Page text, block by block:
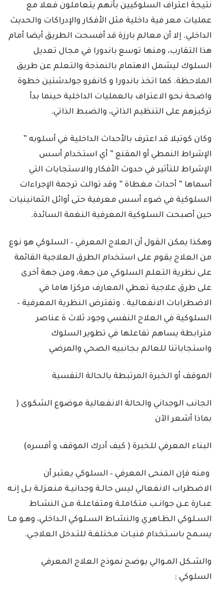
نتيجة اعتراف السلوكيين بأنهم يتعاملون فعلا مع
عمليات معر فية داخلية مثل الأفكار والإدراكات والحديث
الداخلي. إلا أن معالم بارزة قد أفسحت الطريق أيضا أمام
هذا التقارب، ومنها توسع باندورا في مجال تعديل
السلوك ليشمل الاهتمام بالنمذجة والتعلم عن طريق
الملاحظة. كما اتخذ باندورا و كانفرو جولدشتين خطوة
واضحة نحو الاعتراف بالعمليات الداخلية حينما بدأ
تركيزهم على التنظيم الذاتي، والضبط الذاتي.
وكان كوتيلا قد اعترف بالأحداث الداخلية في أسلوبه ”
الإشراط النمطي أو المقنع ” أي استخدام أسس
الإشراط للتأثير في حدوث الأفكار والاستجابات التي
أسماها ” أحداث مغطاة ” وقد توالت ترجمة الإجراءات
السلوكية في ضوء أسس معرفية حتى أوائل الثمانينيات
حين أصبحت السلوكية المعرفية النغمة السائدة.
وهكذا يمكن القول أن العلاج المعرفي – السلوكي هو نوع
من العلاج يقوم على استخدام الطرق العلاجية القائمة
على نظرية التعلم السلوكي من جهة، ومن جهة أخرى
على طرق علاجية تعطي المعارف مركزا هاما في
الاضطرابات الانفعالية . وتفترض النظرية المعرفية –
السلوكية في العلاج النفسي وجود ثلاث ة عناصر
مترابطة يساهم تفاعلها في تطوير السلوك
واستجاباتنا للعالم بجانبيه الصحي والمرضي
الموقف أو الخبرة المرتبطة بالحالة النفسية
الجانب الوجداني والحالة الانفعالية موضوع الشكوى (
بماذا أشعر الآن
البناء المعرفي للخبرة ( كيف أدرك الموقف و أفسره)
ومنه فإن المنحى المعرفي – السلوكي يعتبر أن
الاضطراب الانفعالي ليس حالـة وجدانيـة منعزلـة بـل إنـه
عبـارة عـن جوانـب متكاملـة ومتفاعلـة مـن النشـاط
السـلوكي الظـاهري والنشـاط السـلوكي الـداخلي، وهـو مـا
يسـمح باسـتخدام فنيـات مختلفـة للتـدخل العلاجـي.
والشـكل المـوالي يوضح نموذج العلاج المعرفي
السلوكي :